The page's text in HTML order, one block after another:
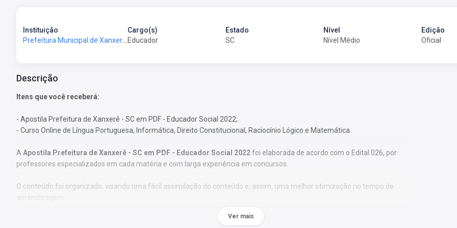
Instituição
Prefeitura Municipal de Xanxerê - SC - Prefeitura de Xanxerê - SC
Cargo(s)
Educador
Estado
SC
Nível
Nível Médio
Edição
Oficial
Descrição
Itens que você receberá:
- Apostila Prefeitura de Xanxerê - SC em PDF - Educador Social 2022;
- Curso Online de Língua Portuguesa, Informática, Direito Constitucional, Raciocínio Lógico e Matemática.
A Apostila Prefeitura de Xanxerê - SC em PDF - Educador Social 2022foi elaborada de acordo com o Edital 026, por
professores especializados em cada matéria e com larga experiência em concursos.
O conteúdo foi organizado, visando uma fácil assimilação do conteúdo e, assim, uma melhor otimização no tempo de
aprendizagem.
Ver mais